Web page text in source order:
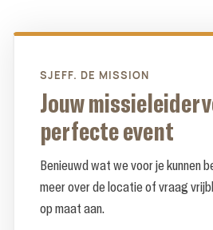
SJEFF. DE MISSION
Jouw missieleider
perfecte event
Benieuwd wat we voor je kunnen
meer over de locatie of vraag
op maat aan.